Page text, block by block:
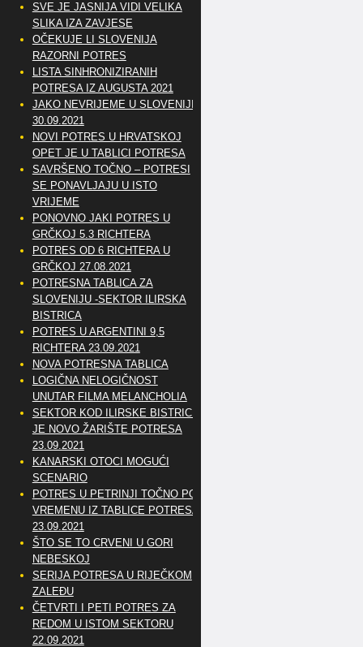
SVE JE JASNIJA VIDI VELIKA
SLIKA IZA ZAVJESE
OČEKUJE LI SLOVENIJA
RAZORNI POTRES
LISTA SINHRONIZIRANIH
POTRESA IZ AUGUSTA 2021
JAKO NEVRIJEME U SLOVENIJI
30.09.2021
NOVI POTRES U HRVATSKOJ
OPET JE U TABLICI POTRESA
SAVRŠENO TOČNO – POTRESI
SE PONAVLJAJU U ISTO
VRIJEME
PONOVNO JAKI POTRES U
GRČKOJ 5.3 RICHTERA
POTRES OD 6 RICHTERA U
GRČKOJ 27.08.2021
POTRESNA TABLICA ZA
SLOVENIJU -SEKTOR ILIRSKA
BISTRICA
POTRES U ARGENTINI 9,5
RICHTERA 23.09.2021
NOVA POTRESNA TABLICA
LOGIČNA NELOGIČNOST
UNUTAR FILMA MELANCHOLIA
SEKTOR KOD ILIRSKE BISTRICE
JE NOVO ŽARIŠTE POTRESA
23.09.2021
KANARSKI OTOCI MOGUĆI
SCENARIO
POTRES U PETRINJI TOČNO PO
VREMENU IZ TABLICE POTRESA
23.09.2021
ŠTO SE TO CRVENI U GORI
NEBESKOJ
SERIJA POTRESA U RIJEČKOM
ZALEĐU
ČETVRTI I PETI POTRES ZA
REDOM U ISTOM SEKTORU
22.09.2021